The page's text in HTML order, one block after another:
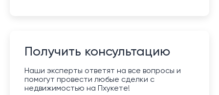
Получить консультацию
Наши эксперты ответят на все вопросы и
помогут провести любые сделки с
недвижимостью на Пхукете!